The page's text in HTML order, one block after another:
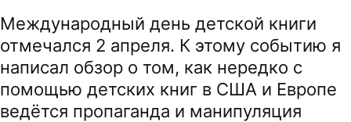
Международный день детской книги
отмечался 2 апреля. К этому событию я
написал обзор о том, как нередко с
помощью детских книг в США и Европе
ведётся пропаганда и манипуляция